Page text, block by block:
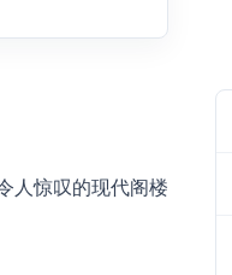
人惊叹的现代阁楼